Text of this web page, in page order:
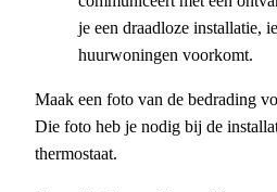
je een draadloze installatie,
huurwoningen voorkomt.
Maak een foto van de bedrading
Die foto heb je nodig bij de
thermostaat.